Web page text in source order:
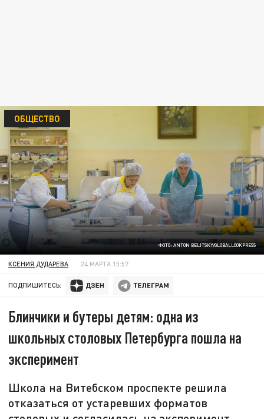
ФОТО: ANTON BELITSKY/GLOBALLOOKPRESS
ОБЩЕСТВО
КСЕНИЯ ДУДАРЕВА 24 МАРТА 15:57
ПОДПИШИТЕСЬ:
Блинчики и бутеры детям: одна из
школьных столовых Петербурга пошла на
эксперимент
Школа на Витебском проспекте решила
отказаться от устаревших форматов